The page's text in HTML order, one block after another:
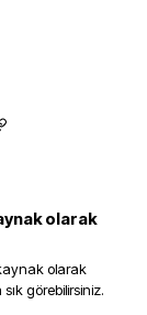
olarak
olarak
görebilirsiniz.